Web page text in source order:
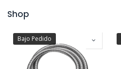
Shop
Bajo Pedido